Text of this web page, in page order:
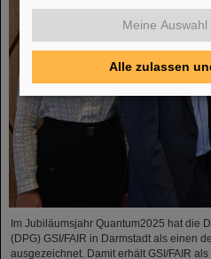
Im Jubiläumsjahr Quantum2025 hat die
(DPG) GSI/FAIR in Darmstadt als einen
ausgezeichnet. Damit erhält GSI/FAIR
Meine
Alle zulassen